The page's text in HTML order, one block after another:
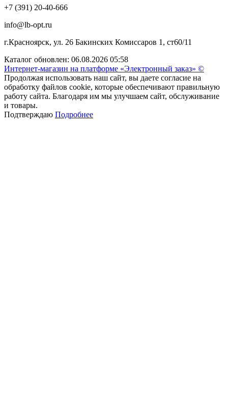
+7 (391) 20-40-666
info@lb-opt.ru
г.Красноярск, ул. 26 Бакинских Комиссаров 1, ст60/11
Каталог обновлен: 06.08.2026 05:58
Интернет-магазин на платформе «Электронный заказ» ©
Продолжая использовать наш сайт, вы даете согласие на
обработку файлов cookie, которые обеспечивают правильную
работу сайта. Благодаря им мы улучшаем сайт, обслуживание
и товары.
Подтверждаю Подробнее